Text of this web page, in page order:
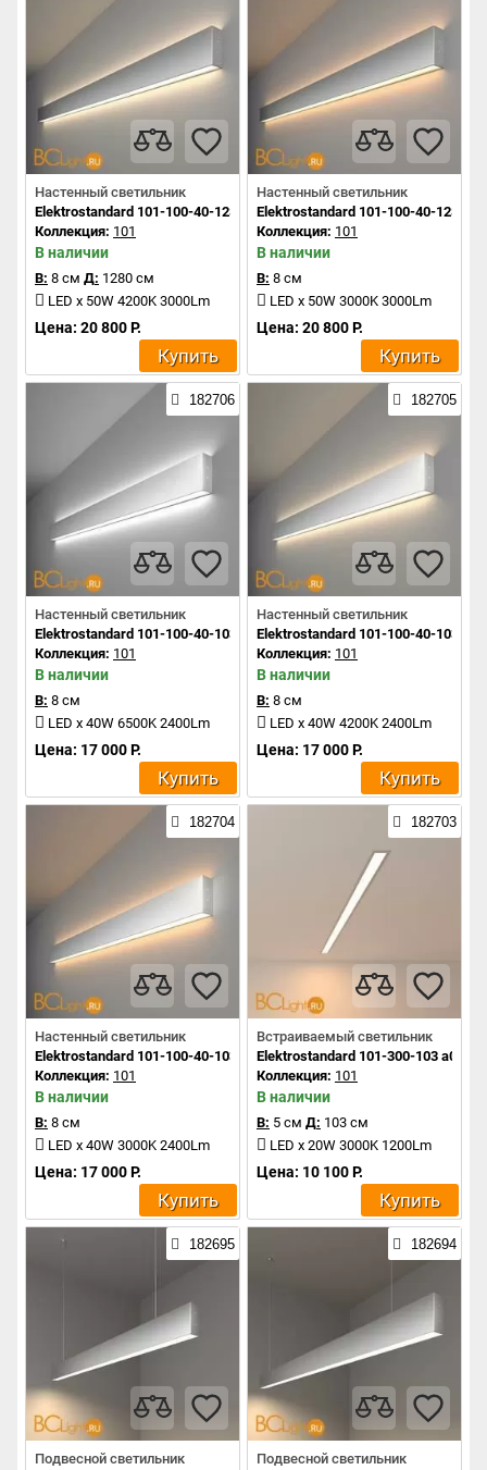
Настенный светильник
Elektrostandard 101-100-40-128 a041472
Коллекция: 101
В наличии
В: 8 см Д: 1280 см
LED x 50W 4200K 3000Lm
Цена: 20 800 Р.
Купить
Настенный светильник
Elektrostandard 101-100-40-128
Коллекция: 101
В наличии
В: 8 см
LED x 50W 3000K 3000Lm
Цена: 20 800 Р.
Купить
182706
Настенный светильник
Elektrostandard 101-100-40-103 a041470
Коллекция: 101
В наличии
В: 8 см
LED x 40W 6500K 2400Lm
Цена: 17 000 Р.
Купить
182705
Настенный светильник
Elektrostandard 101-100-40-103
Коллекция: 101
В наличии
В: 8 см
LED x 40W 4200K 2400Lm
Цена: 17 000 Р.
Купить
182704
Настенный светильник
Elektrostandard 101-100-40-103 a041468
Коллекция: 101
В наличии
В: 8 см
LED x 40W 3000K 2400Lm
Цена: 17 000 Р.
Купить
182703
Встраиваемый светильник
Elektrostandard 101-300-103
Коллекция: 101
В наличии
В: 5 см Д: 103 см
LED x 20W 3000K 1200Lm
Цена: 10 100 Р.
Купить
182695
Подвесной светильник
182694
Подвесной светильник